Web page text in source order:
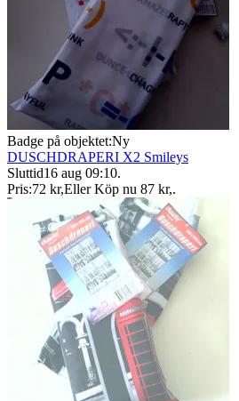
Badge på objektet:Ny
DUSCHDRAPERI X2 Smileys
Sluttid16 aug 09:10.
Pris:72 kr,Eller Köp nu 87 kr,.